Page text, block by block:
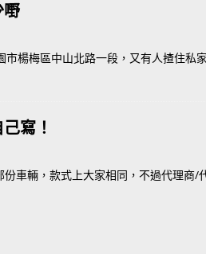
嘢
楊梅區中山北路一段，又有人揸住私
寫！
車輛，款式上大家相同，不過代理商/